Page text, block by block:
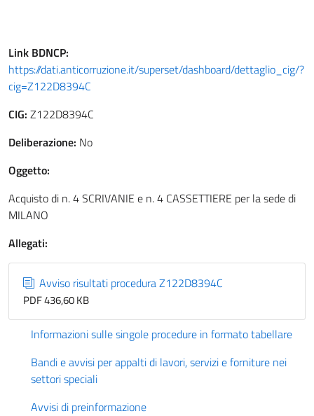
Link BDNCP:
https://dati.anticorruzione.it/superset/dashboard/dettaglio_cig/?
cig=Z122D8394C
CIG: Z122D8394C
Deliberazione: No
Oggetto:
Acquisto di n. 4 SCRIVANIE e n. 4 CASSETTIERE per la sede di
MILANO
Allegati:
Avviso risultati procedura Z122D8394C
PDF 436,60 KB
Informazioni sulle singole procedure in formato tabellare
Bandi e avvisi per appalti di lavori, servizi e forniture nei
settori speciali
Avvisi di preinformazione